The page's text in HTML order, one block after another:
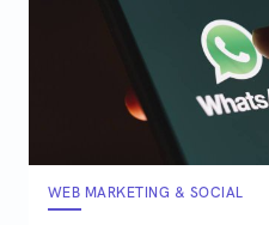
WEB MARKETING & SOCIAL